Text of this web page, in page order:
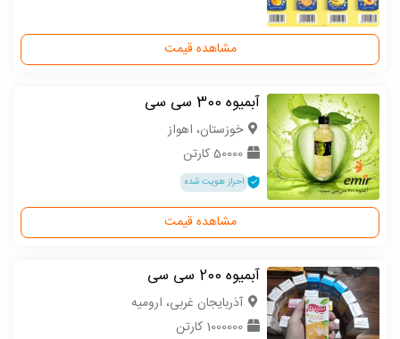
مشاهده قیمت
آبمیوه 300 سی سی
خوزستان، اهواز
50000 کارتن
احراز هویت شده
مشاهده قیمت
آبمیوه 200 سی سی
آذربایجان غربی، ارومیه
1000000 کارتن